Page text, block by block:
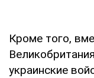
Кроме того,
украинские